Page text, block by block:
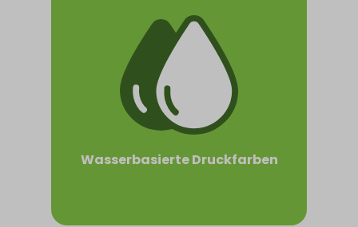
Wasserbasierte Druckfarben